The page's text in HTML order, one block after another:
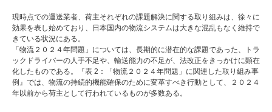
現時点での運送業者、荷主それぞれの課題解決に関する取り組みは、徐々に
効果を表し始めており、日本国内の物流システムは大きな混乱もなく維持で
きている状況にある。
「物流２０２４年問題」については、長期的に潜在的な課題であった、トラ
ックドライバーの人手不足や、輸送能力の不足が、法改正をきっかけに顕在
化したものである。『表 2：「物流２０２４年問題」に関連した取り組み事
例』では、物流の持続的機能確保のために変革すべき行動として、２０２４
年以前から荷主として行われているものが多数ある。